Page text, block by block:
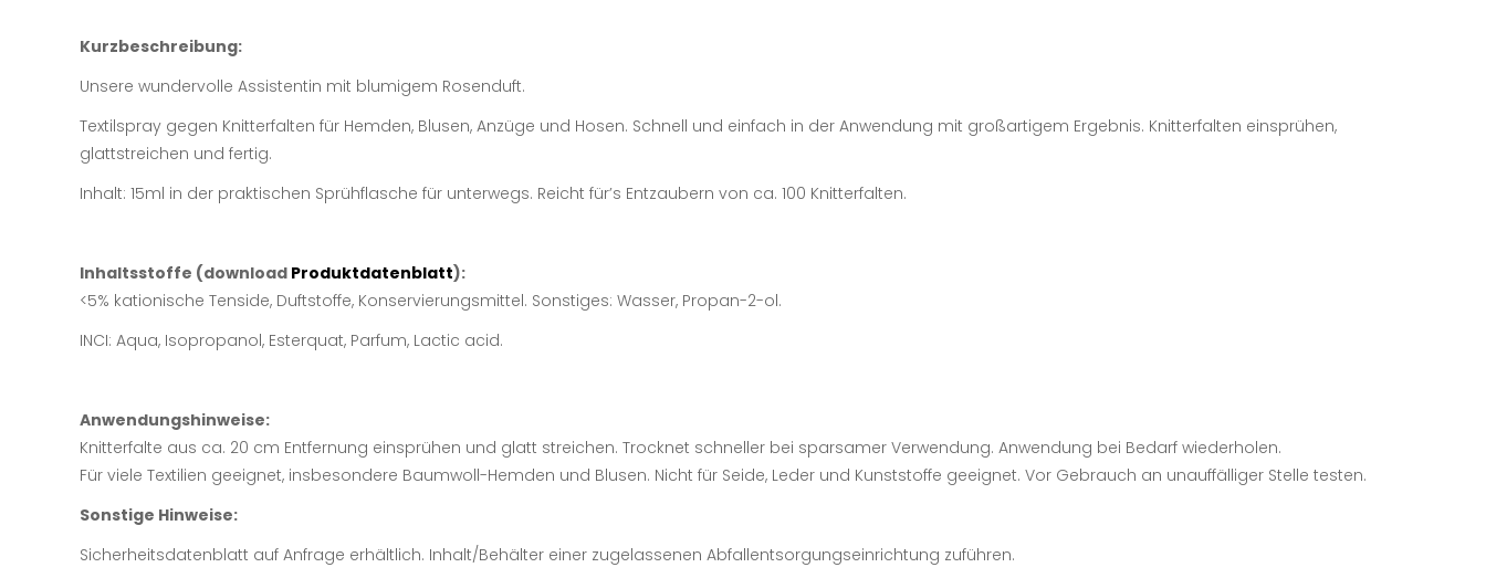
Kurzbeschreibung:
Unsere wundervolle Assistentin mit blumigem Rosenduft.
Textilspray gegen Knitterfalten für Hemden, Blusen, Anzüge und Hosen. Schnell und einfach in der Anwendung mit großartigem Ergebnis. Knitterfalten einsprühen,
glattstreichen und fertig.
Inhalt: 15ml in der praktischen Sprühflasche für unterwegs. Reicht für’s Entzaubern von ca. 100 Knitterfalten.
Inhaltsstoffe (download Produktdatenblatt):
<5% kationische Tenside, Duftstoffe, Konservierungsmittel. Sonstiges: Wasser, Propan-2-ol.
INCI: Aqua, Isopropanol, Esterquat, Parfum, Lactic acid.
Anwendungshinweise:
Knitterfalte aus ca. 20 cm Entfernung einsprühen und glatt streichen. Trocknet schneller bei sparsamer Verwendung. Anwendung bei Bedarf wiederholen.
Für viele Textilien geeignet, insbesondere Baumwoll-Hemden und Blusen. Nicht für Seide, Leder und Kunststoffe geeignet. Vor Gebrauch an unauffälliger Stelle testen.
Sonstige Hinweise:
Sicherheitsdatenblatt auf Anfrage erhältlich. Inhalt/Behälter einer zugelassenen Abfallentsorgungseinrichtung zuführen.